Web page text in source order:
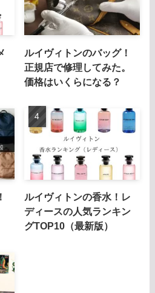
ルイヴィトンのバッグ！
正規店で修理してみた。
価格はいくらになる？
ルイヴィトンの香水！レ
ディースの人気ランキン
グTOP10（最新版）